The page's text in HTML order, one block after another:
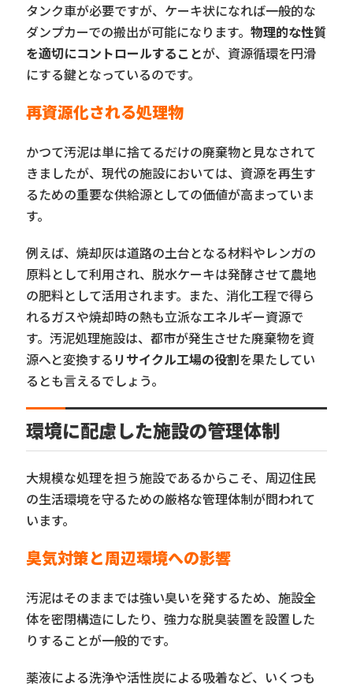
タンク車が必要ですが、ケーキ状になれば一般的な
ダンプカーでの搬出が可能になります。物理的な性質
を適切にコントロールすることが、資源循環を円滑
にする鍵となっているのです。
再資源化される処理物
かつて汚泥は単に捨てるだけの廃棄物と見なされて
きましたが、現代の施設においては、資源を再生す
るための重要な供給源としての価値が高まっていま
す。
例えば、焼却灰は道路の土台となる材料やレンガの
原料として利用され、脱水ケーキは発酵させて農地
の肥料として活用されます。また、消化工程で得ら
れるガスや焼却時の熱も立派なエネルギー資源で
す。汚泥処理施設は、都市が発生させた廃棄物を資
源へと変換する リサイクル工場の役割を果たしてい
るとも言えるでしょう。
環境に配慮した施設の管理体制
大規模な処理を担う施設であるからこそ、周辺住民
の生活環境を守るための厳格な管理体制が問われて
います。
臭気対策と周辺環境への影響
汚泥はそのままでは強い臭いを発するため、施設全
体を密閉構造にしたり、強力な脱臭装置を設置した
りすることが一般的です。
薬液による洗浄や活性炭による吸着など、いくつも